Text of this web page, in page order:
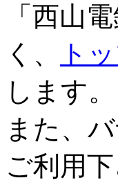
「西山
く、
ト
します。
また、
ご利用